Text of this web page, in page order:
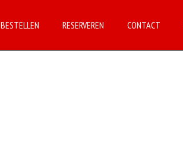
BESTELLEN RESERVEREN CONTACT